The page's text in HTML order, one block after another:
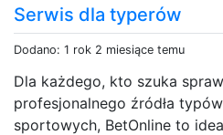
Serwis dla typerów
Dodano: 1 rok 2 miesiące temu
Dla każdego, kto szuka
profesjonalnego źródła
sportowych, BetOnline to